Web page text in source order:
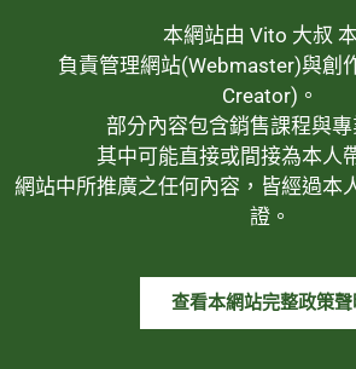
本網站由 Vito 大叔
負責管理網站(Webmaster)與創
Creator)。
部分內容包含銷售課程與專
其中可能直接或間接為本人
網站中所推廣之任何內容，皆經過本
證。
查看本網站完整政策聲